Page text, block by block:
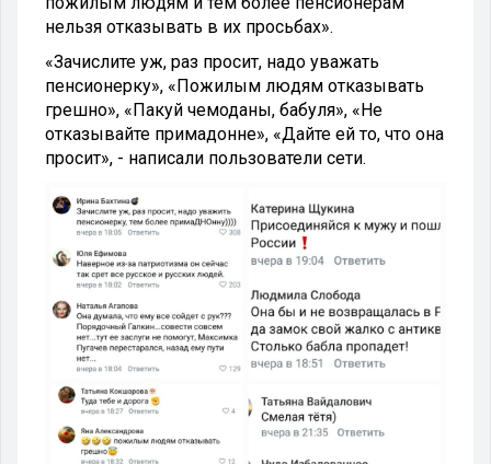
нельзя отказывать в их просьбах».
«Зачислите уж, раз просит, надо уважать
пенсионерку», «Пожилым людям отказывать
грешно», «Пакуй чемоданы, бабуля», «Не
отказывайте примадонне», «Дайте ей то, что она
просит», - написали пользователи сети.